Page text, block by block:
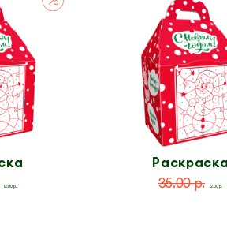
12.00 р.
по
35.00 р. 12.00 р.